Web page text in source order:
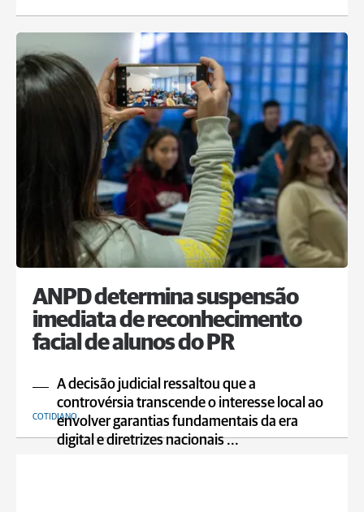
ANPD determina suspensão
imediata de reconhecimento
facial de alunos do PR
A decisão judicial ressaltou que a
controvérsia transcende o interesse local ao
envolver garantias fundamentais da era
digital e diretrizes nacionais ...
COTIDIANO